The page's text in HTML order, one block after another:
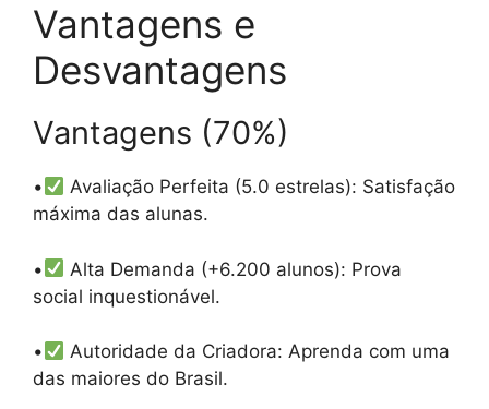
Vantagens e
Desvantagens
Vantagens (70%)
•
Avaliação Perfeita (5.0 estrelas): Satisfação
máxima das alunas.
•
Alta Demanda (+6.200 alunos): Prova
social inquestionável.
•
Autoridade da Criadora: Aprenda com uma
das maiores do Brasil.